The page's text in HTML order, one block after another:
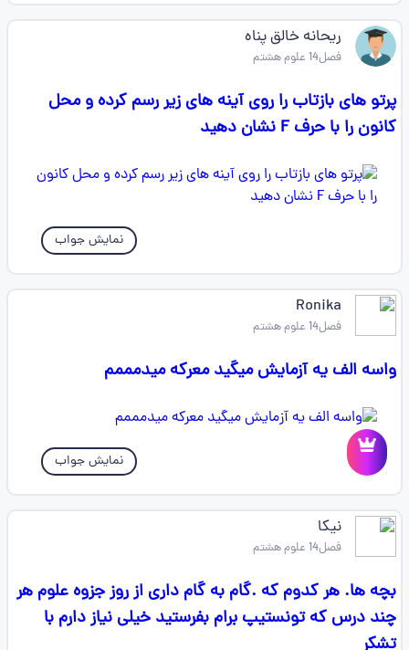
ریحانه خالق پناه
فصل14 علوم هشتم
پرتو های بازتاب را روی آینه های زیر رسم کرده و محل
کانون را با حرف F نشان دهید
نمایش جواب
Ronika
فصل14 علوم هشتم
واسه الف یه آزمایش میگید معرکه میدمممم
نمایش جواب
نیکا
فصل14 علوم هشتم
بچه ها. هر کدوم که .گام به گام داری از روز جزوه علوم هر
چند درس که تونستیپ برام بفرستید خیلی نیاز دارم با